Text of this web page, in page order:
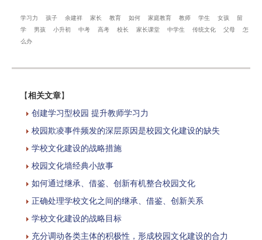
学习力 孩子 余建祥 家长 教育 如何 家庭教育 教师 学生 女孩
留
学
男孩 小升初 中考 高考 校长 家长课堂 中学生 传统文化 父母
怎
么办
【相关文章】
创建学习型校园 提升教师学习力
校园欺凌事件频发的深层原因是校园文化建设的缺失
学校文化建设的战略措施
校园文化墙经典小故事
如何通过继承、借鉴、创新有机整合校园文化
正确处理学校文化之间的继承、借鉴、创新关系
学校文化建设的战略目标
充分调动各类主体的积极性，形成校园文化建设的合力